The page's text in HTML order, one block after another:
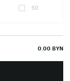
50
0.00 BYN